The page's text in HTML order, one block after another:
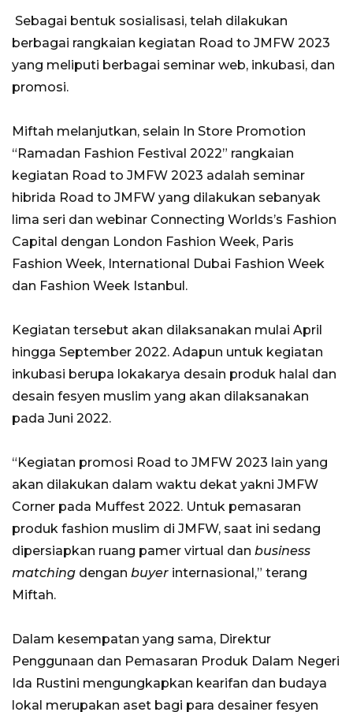
Sebagai bentuk sosialisasi, telah dilakukan
berbagai rangkaian kegiatan Road to JMFW 2023
yang meliputi berbagai seminar web, inkubasi, dan
promosi.
Miftah melanjutkan, selain In Store Promotion
“Ramadan Fashion Festival 2022” rangkaian
kegiatan Road to JMFW 2023 adalah seminar
hibrida Road to JMFW yang dilakukan sebanyak
lima seri dan webinar Connecting Worlds’s Fashion
Capital dengan London Fashion Week, Paris
Fashion Week, International Dubai Fashion Week
dan Fashion Week Istanbul.
Kegiatan tersebut akan dilaksanakan mulai April
hingga September 2022. Adapun untuk kegiatan
inkubasi berupa lokakarya desain produk halal dan
desain fesyen muslim yang akan dilaksanakan
pada Juni 2022.
“Kegiatan promosi Road to JMFW 2023 lain yang
akan dilakukan dalam waktu dekat yakni JMFW
Corner pada Muffest 2022. Untuk pemasaran
produk fashion muslim di JMFW, saat ini sedang
dipersiapkan ruang pamer virtual dan business
matching dengan buyer internasional,” terang
Miftah.
Dalam kesempatan yang sama, Direktur
Penggunaan dan Pemasaran Produk Dalam Negeri
Ida Rustini mengungkapkan kearifan dan budaya
lokal merupakan aset bagi para desainer fesyen